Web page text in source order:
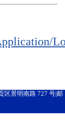
区景明南路 727 号|邮